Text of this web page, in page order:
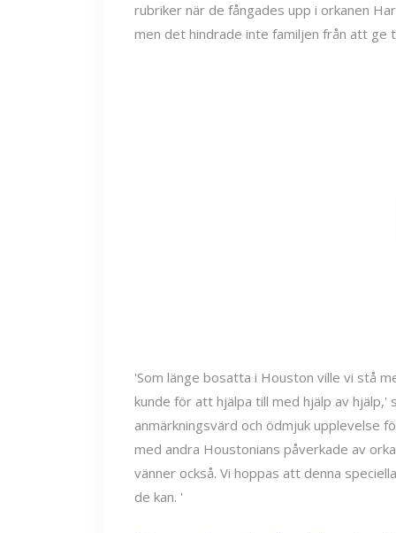
rubriker när de fångades upp i orkanen
men det hindrade inte familjen från att ge
'Som länge bosatta i Houston ville vi stå
kunde för att hjälpa till med hjälp av
anmärkningsvärd och ödmjuk upplevelse
med andra Houstonians påverkade av
vänner också. Vi hoppas att denna
de kan. '